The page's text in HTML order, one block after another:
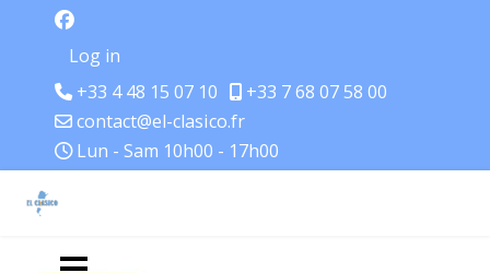
Log in
+33 4 48 15 07 10
+33 7 68 07 58 00
contact@el-clasico.fr
Lun - Sam 10h00 - 17h00